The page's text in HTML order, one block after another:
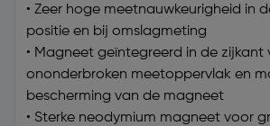
• Zeer hoge meetnauwkeurigheid in
positie en bij omslagmeting
• Magneet geïntegreerd in de zijkant
ononderbroken meetoppervlak en
bescherming van de magneet
• Sterke neodymium magneet voor